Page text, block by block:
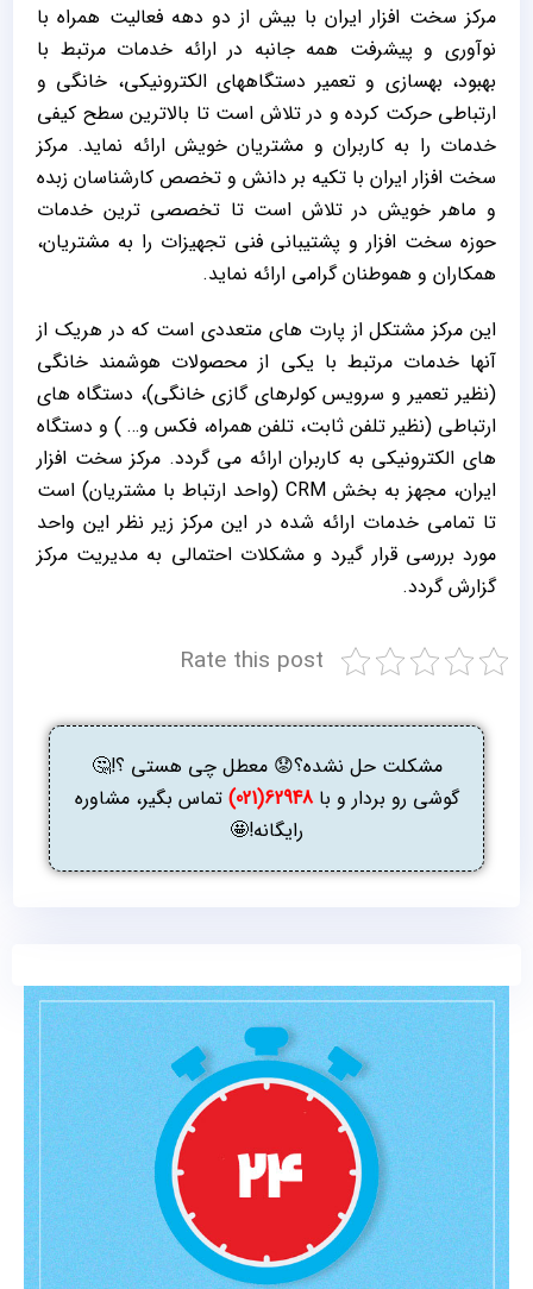
مرکز سخت افزار ایران با بيش از دو دهه فعاليت همراه با
نوآوري و پيشرفت همه جانبه در ارائه خدمات مرتبط با
بهبود، بهسازی و تعمیر دستگاههای الکترونیکی، خانگی و
ارتباطی حرکت کرده و در تلاش است تا بالاترین سطح کیفی
خدمات را به کاربران و مشتریان خویش ارائه نماید. مرکز
سخت افزار ایران با تکیه بر دانش و تخصص کارشناسان زبده
و ماهر خویش در تلاش است تا تخصصی ترین خدمات
حوزه سخت افزار و پشتیبانی فنی تجهیزات را به مشتریان،
همکاران و هموطنان گرامی ارائه نماید.
این مرکز مشتکل از پارت های متعددی است که در هریک از
آنها خدمات مرتبط با یکی از محصولات هوشمند خانگی
(نظیر تعمیر و سرویس کولرهای گازی خانگی)، دستگاه های
ارتباطی (نظیر تلفن ثابت، تلفن همراه، فکس و… ) و دستگاه
های الکترونیکی به کاربران ارائه می گردد. مرکز سخت افزار
ایران، مجهز به بخش CRM (واحد ارتباط با مشتریان) است
تا تمامی خدمات ارائه شده در این مرکز زیر نظر این واحد
مورد بررسی قرار گیرد و مشکلات احتمالی به مدیریت مرکز
گزارش گردد.
Rate this post
مشکلت حل نشده؟😟 معطل چی هستی ؟!🤔
گوشی رو بردار و با62948(021)
تماس بگیر، مشاوره
رایگانه!🤩